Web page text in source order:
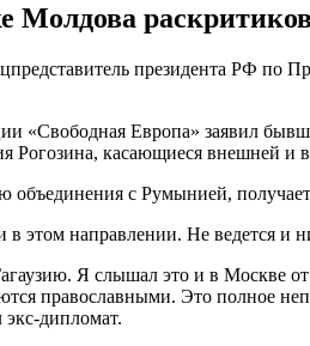
президента РФ по
«Свободная Европа» заявил
Рогозина, касающиеся внешней и
с Румынией, получает
этом направлении. Не ведется и
Я слышал это и в Москве
православными. Это полное
дипломат.